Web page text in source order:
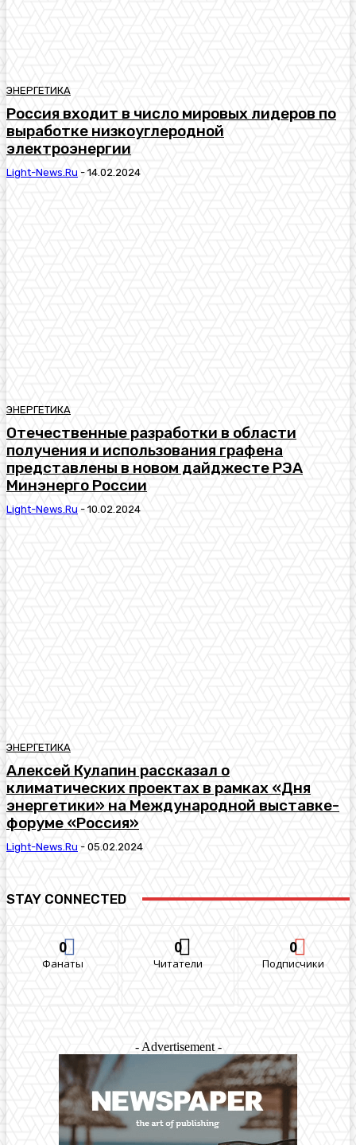
ЭНЕРГЕТИКА
Россия входит в число мировых лидеров по
выработке низкоуглеродной
электроэнергии
Light-News.ru - 14.02.2024
ЭНЕРГЕТИКА
Отечественные разработки в области
получения и использования графена
представлены в новом дайджесте РЭА
Минэнерго России
Light-News.ru - 10.02.2024
ЭНЕРГЕТИКА
Алексей Кулапин рассказал о
климатических проектах в рамках «Дня
энергетики» на Международной выставке-
форуме «Россия»
Light-News.ru - 05.02.2024
STAY CONNECTED
0
Фанаты
0
Читатели
0
Подписчики
- Advertisement -